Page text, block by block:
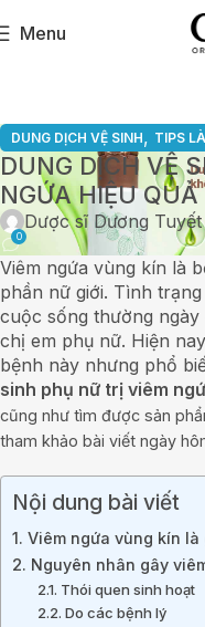
Menu
DUNG DỊCH VỆ SINH, TIPS
DUNG DỊCH VỆ
NGỨA HIỆU
Dược sĩ Dương
0
Viêm ngứa vùng kín là
phần nữ giới. Tình
cuộc sống thường
chị em phụ nữ. Hiện
bệnh này nhưng phổ
sinh phụ nữ trị viêm
cũng như tìm được sản
tham khảo bài viết ngày
Nội dung bài viết
1. Viêm ngứa vùng kín là
2. Nguyên nhân gây
2.1. Thói quen sinh hoạt
2.2. Do các bệnh lý